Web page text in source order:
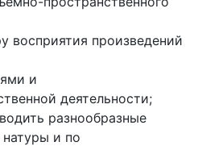
восприятия произведений
и
деятельности;
разнообразные
и по